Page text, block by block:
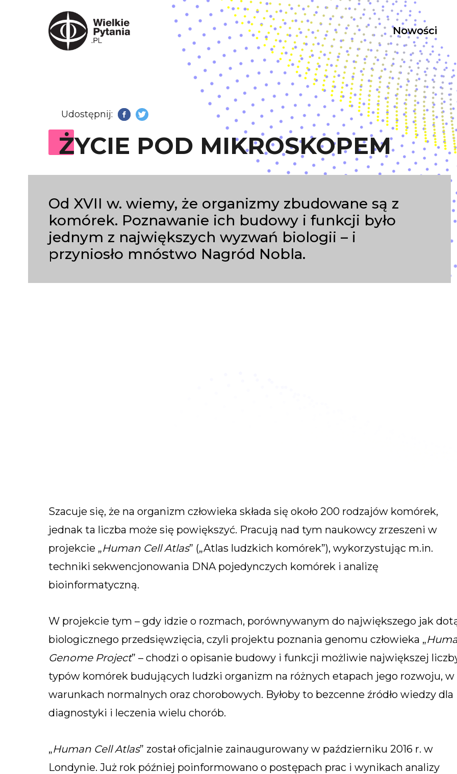
Nowości
Udostępnij: Facebook
Twitter
ŻYCIE POD MIKROSKOPEM
Od XVII w. wiemy, że organizmy zbudowane są z
komórek. Poznawanie ich budowy i funkcji było
jednym z największych wyzwań biologii – i
przyniosło mnóstwo Nagród Nobla.
Szacuje się, że na organizm człowieka składa się około 200 rodzajów komórek,
jednak ta liczba może się powiększyć. Pracują nad tym naukowcy zrzeszeni w
projekcie „Human Cell Atlas” („Atlas ludzkich komórek”), wykorzystując m.in.
techniki sekwencjonowania DNA pojedynczych komórek i analizę
bioinformatyczną.
W projekcie tym – gdy idzie o rozmach, porównywanym do największego jak
biologicznego przedsięwzięcia, czyli projektu poznania genomu człowieka „
Genome Project” – chodzi o opisanie budowy i funkcji możliwie największej
typów komórek budujących ludzki organizm na różnych etapach jego rozwoju, w
warunkach normalnych oraz chorobowych. Byłoby to bezcenne źródło wiedzy dla
diagnostyki i leczenia wielu chorób.
„Human Cell Atlas” został oficjalnie zainaugurowany w październiku 2016 r. w
Londynie. Już rok później poinformowano o postępach prac i wynikach analizy